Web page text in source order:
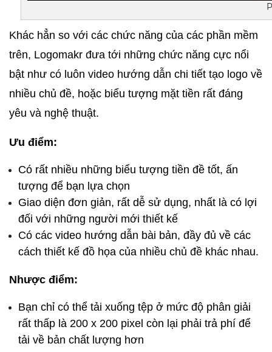
Khác hẳn so với các chức năng của các phần mềm
trên, Logomakr đưa tới những chức năng cực nổi
bật như có luôn video hướng dẫn chi tiết tạo logo về
nhiều chủ đề, hoặc biểu tượng mặt tiền rất đáng
yêu và nghệ thuật.
Ưu điểm:
Có rất nhiều những biểu tượng tiền đề tốt, ấn
tượng để bạn lựa chọn
Giao diện đơn giản, rất dễ sử dụng, nhất là có lợi
đối với những người mới thiết kế
Có các video hướng dẫn bài bản, đầy đủ về các
cách thiết kế đồ họa của nhiều chủ đề khác nhau.
Nhược điểm:
Bạn chỉ có thể tải xuống tệp ở mức độ phân giải
rất thấp là 200 x 200 pixel còn lại phải trả phí để
tải về bản chất lượng hơn